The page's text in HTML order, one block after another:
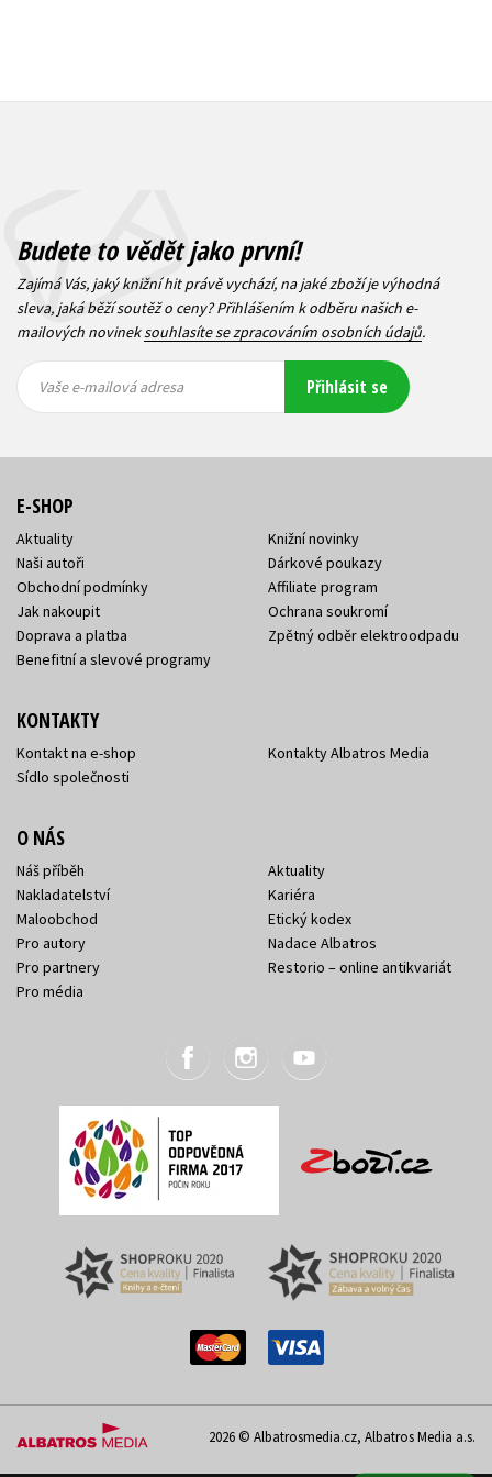
Budete to vědět jako první!
Zajímá Vás, jaký knižní hit právě vychází, na jaké zboží je výhodná
sleva, jaká běží soutěž o ceny? Přihlášením k odběru našich e-
mailových novineksouhlasíte se zpracováním osobních údajů.
mailová
mailová
Vaše e-mailová adresa Přihlásit se
E-SHOP
Aktuality
Naši autoři
Obchodní podmínky
Jak nakoupit
Doprava a platba
Benefitní a slevové programy
Knižní novinky
Dárkové poukazy
Affiliate program
Ochrana soukromí
Zpětný odběr elektroodpadu
KONTAKTY
Kontakt na e-shop
Sídlo společnosti
Kontakty Albatros Media
O NÁS
Náš příběh
Nakladatelství
Maloobchod
Pro autory
Pro partnery
Pro média
Aktuality
Kariéra
Etický kodex
Nadace Albatros
Restorio – online antikvariát
2026 © Albatrosmedia.cz, Albatros Media a.s.